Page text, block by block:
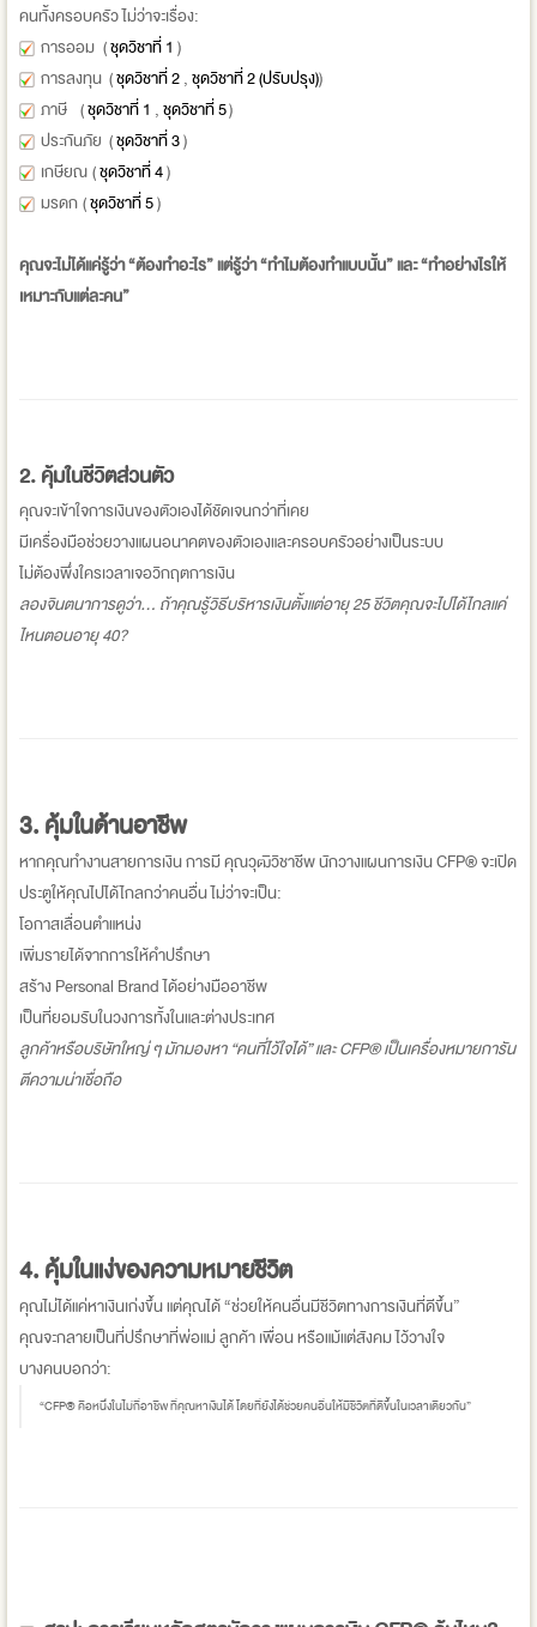
คนทั้งครอบครัว ไม่ว่าจะเรื่อง:
การออม (ชุดวิชาที่ 1 )
การลงทุน (ชุดวิชาที่ 2,ชุดวิชาที่ 2 (ปรับปรุง))
ภาษี (ชุดวิชาที่ 1 ,ชุดวิชาที่ 5)
ประกันภัย (ชุดวิชาที่ 3)
เกษียณ (ชุดวิชาที่ 4)
มรดก (ชุดวิชาที่ 5)
คุณจะไม่ได้แค่รู้ว่า “ต้องทำอะไร” แต่รู้ว่า “ทำไมต้องทำแบบนั้น” และ “ทำอย่างไรให้
เหมาะกับแต่ละคน”
2.คุ้มในชีวิตส่วนตัว
คุณจะเข้าใจการเงินของตัวเองได้ชัดเจนกว่าที่เคย
มีเครื่องมือช่วยวางแผนอนาคตของตัวเองและครอบครัวอย่างเป็นระบบ
ไม่ต้องพึ่งใครเวลาเจอวิกฤตการเงิน
ลองจินตนาการดูว่า… ถ้าคุณรู้วิธีบริหารเงินตั้งแต่อายุ 25 ชีวิตคุณจะไปได้ไกลแค่
ไหนตอนอายุ 40?
3.คุ้มในด้านอาชีพ
หากคุณทำงานสายการเงิน การมี คุณวุฒิวิชาชีพ นักวางแผนการเงิน CFP® จะเปิด
ประตูให้คุณไปได้ไกลกว่าคนอื่น ไม่ว่าจะเป็น:
โอกาสเลื่อนตำแหน่ง
เพิ่มรายได้จากการให้คำปรึกษา
สร้าง Personal Brand ได้อย่างมืออาชีพ
เป็นที่ยอมรับในวงการทั้งในและต่างประเทศ
ลูกค้าหรือบริษัทใหญ่ ๆ มักมองหา “คนที่ไว้ใจได้” และ CFP® เป็นเครื่องหมายการัน
ตีความน่าเชื่อถือ
4.คุ้มในแง่ของความหมายชีวิต
คุณไม่ได้แค่หาเงินเก่งขึ้น แต่คุณได้ “ช่วยให้คนอื่นมีชีวิตทางการเงินที่ดีขึ้น”
คุณจะกลายเป็นที่ปรึกษาที่พ่อแม่ ลูกค้า เพื่อน หรือแม้แต่สังคม ไว้วางใจ
บางคนบอกว่า:
“CFP® คือหนึ่งในไม่กี่อาชีพ ที่คุณหาเงินได้ โดยที่ยังได้ช่วยคนอื่นให้มีชีวิตที่ดีขึ้นในเวลาเดียวกัน”